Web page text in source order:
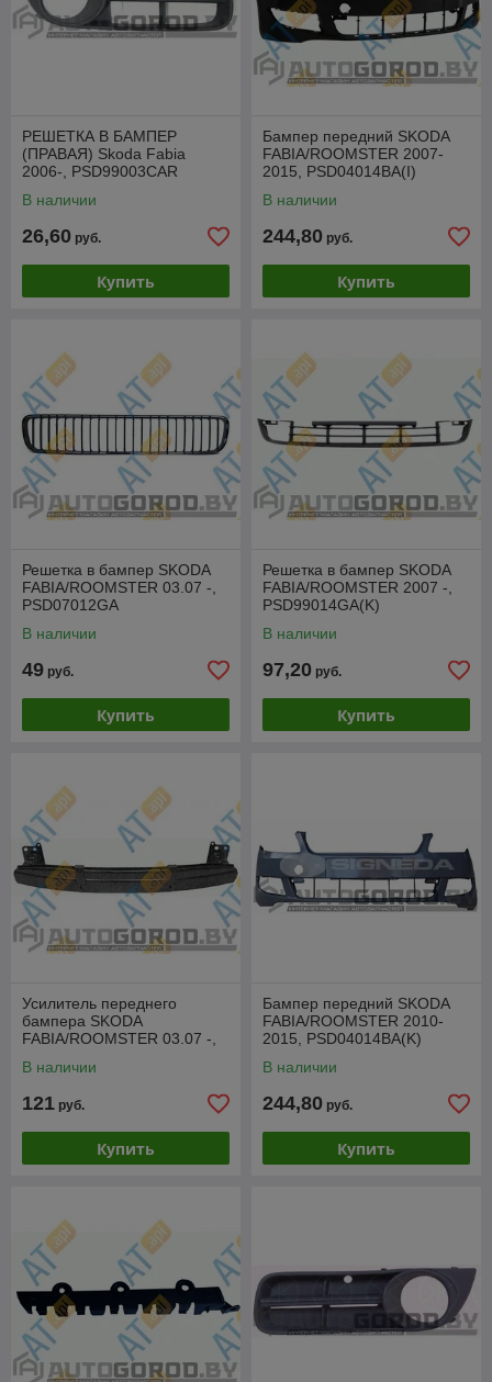
РЕШЕТКА В БАМПЕР
(ПРАВАЯ) Skoda Fabia
2006-, PSD99003CAR
В наличии
26,60 руб.
Купить
Бампер передний SKODA
FABIA/ROOMSTER 2007-
2015, PSD04014BA(I)
В наличии
244,80 руб.
Купить
Решетка в бампер SKODA
FABIA/ROOMSTER 03.07 -,
PSD07012GA
В наличии
49 руб.
Купить
Решетка в бампер SKODA
FABIA/ROOMSTER 2007 -,
PSD99014GA(K)
В наличии
97,20 руб.
Купить
Усилитель переднего
бампера SKODA
FABIA/ROOMSTER 03.07 -,
В наличии
121 руб.
Купить
Бампер передний SKODA
FABIA/ROOMSTER 2010-
2015, PSD04014BA(K)
В наличии
244,80 руб.
Купить